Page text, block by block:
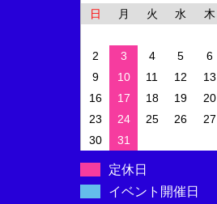
日
月 火 水 木
2
3 4 5 6
9
10 11 12 13
16
17 18 19 20
23
24 25 26 27
30
31
定休日
イベント開催日